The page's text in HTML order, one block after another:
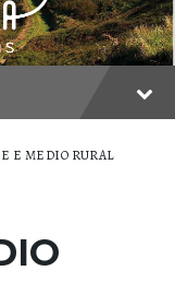
E MEDIO RURAL